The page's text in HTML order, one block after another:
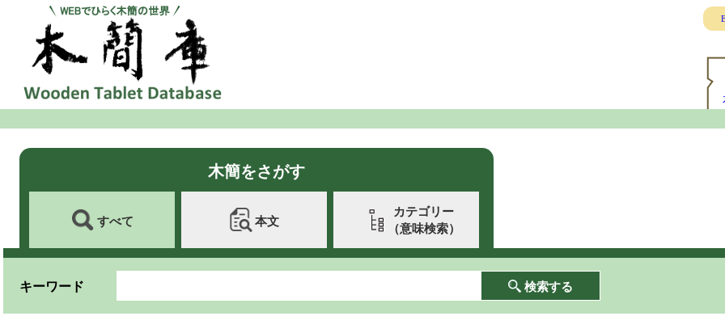
木簡をさがす
すべて 本文
カテゴリー
（意味検索）
キーワード 検索する